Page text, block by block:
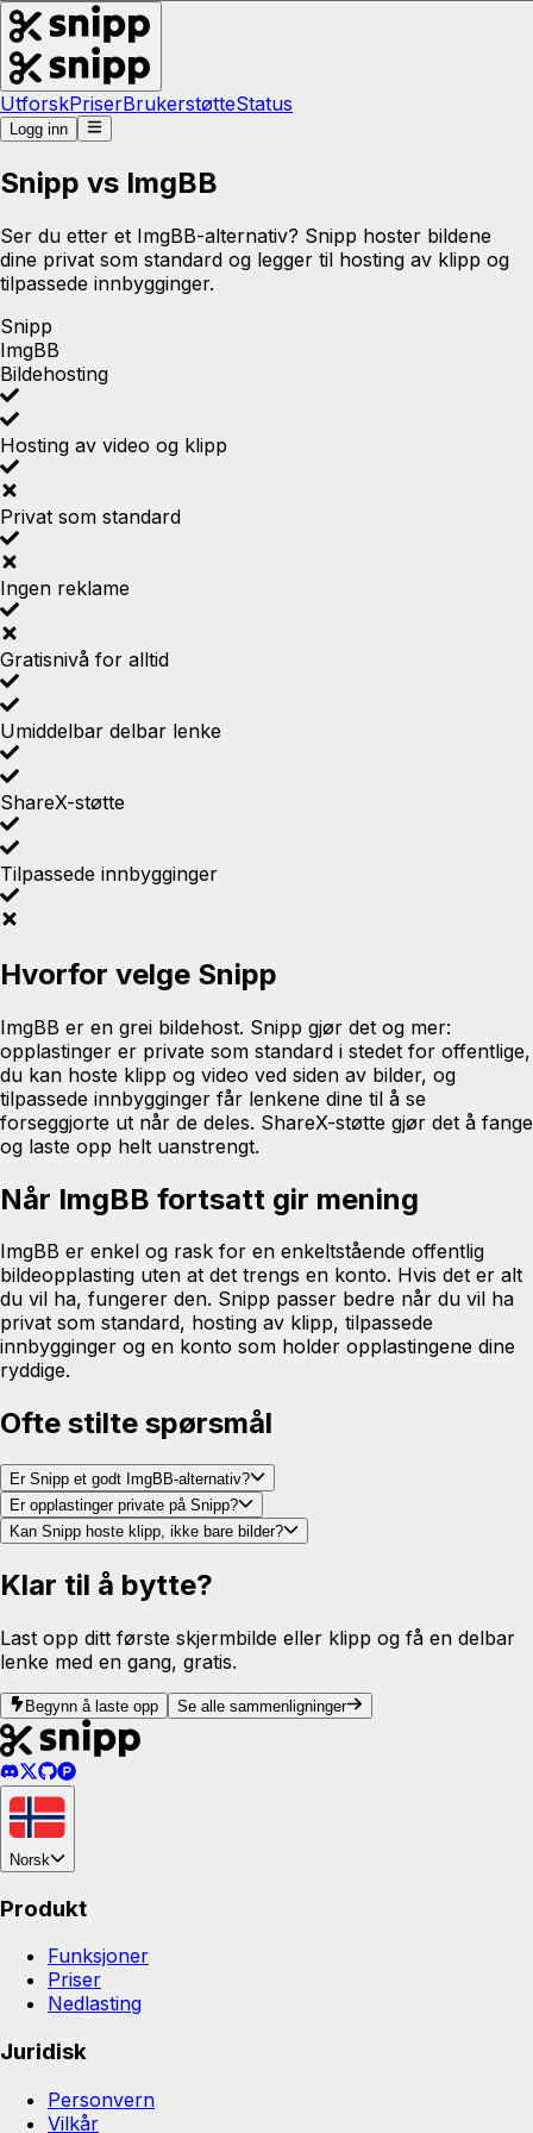
UtforskPriserBrukerstøtteStatus
Logg inn
Snipp vs ImgBB
Ser du etter et ImgBB-alternativ? Snipp hoster bildene
dine privat som standard og legger til hosting av klipp og
tilpassede innbygginger.
Snipp
ImgBB
Bildehosting
Hosting av video og klipp
Privat som standard
Ingen reklame
Gratisnivå for alltid
Umiddelbar delbar lenke
ShareX-støtte
Tilpassede innbygginger
Hvorfor velge Snipp
ImgBB er en grei bildehost. Snipp gjør det og mer:
opplastinger er private som standard i stedet for offentlige,
du kan hoste klipp og video ved siden av bilder, og
tilpassede innbygginger får lenkene dine til å se
forseggjorte ut når de deles. ShareX-støtte gjør det å fange
og laste opp helt uanstrengt.
Når ImgBB fortsatt gir mening
ImgBB er enkel og rask for en enkeltstående offentlig
bildeopplasting uten at det trengs en konto. Hvis det er alt
du vil ha, fungerer den. Snipp passer bedre når du vil ha
privat som standard, hosting av klipp, tilpassede
innbygginger og en konto som holder opplastingene dine
ryddige.
Ofte stilte spørsmål
Er Snipp et godt ImgBB-alternativ?
Er opplastinger private på Snipp?
Kan Snipp hoste klipp, ikke bare bilder?
Klar til å bytte?
Last opp ditt første skjermbilde eller klipp og få en delbar
lenke med en gang, gratis.
Begynn å laste opp Se alle sammenligninger
Norsk
Produkt
Funksjoner
Priser
Nedlasting
Juridisk
Personvern
Vilkår